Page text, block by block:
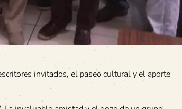
invitados, el paseo cultural y el aporte